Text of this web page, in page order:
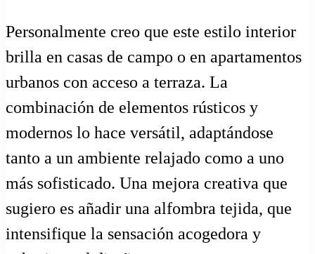
Personalmente creo que este estilo interior
brilla en casas de campo o en apartamentos
urbanos con acceso a terraza. La
combinación de elementos rústicos y
modernos lo hace versátil, adaptándose
tanto a un ambiente relajado como a uno
más sofisticado. Una mejora creativa que
sugiero es añadir una alfombra tejida, que
intensifique la sensación acogedora y